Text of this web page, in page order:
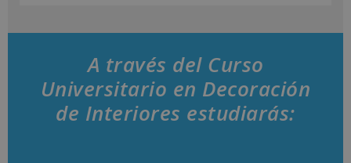
A través del Curso
Universitario en Decoración
de Interiores estudiarás: